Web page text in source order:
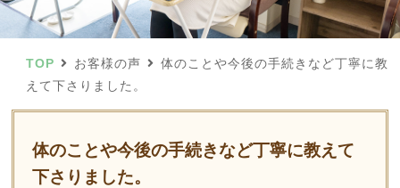
TOP お客様の声
体のことや今後の手続きなど丁寧に教
えて下さりました。
体のことや今後の手続きなど丁寧に教えて
下さりました。